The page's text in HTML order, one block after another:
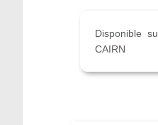
Disponible
CAIRN